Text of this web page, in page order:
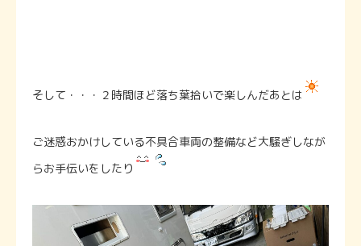
そして・・・２時間ほど落ち葉拾いで楽しんだあとは
ご迷惑おかけしている不具合車両の整備など大騒ぎしなが
らお手伝いをしたり